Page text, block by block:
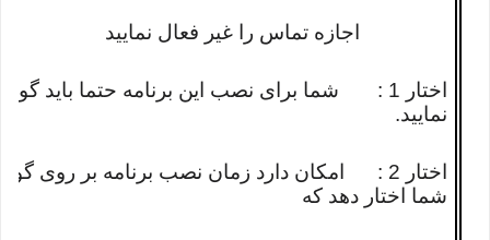
اجازه تماس را غیر فعال نمایید
اختار 1 : شما برای نصب این برنامه حتما
نمایید.
اختار 2 : امکان دارد زمان نصب برنامه بر
شما اختار دهد که